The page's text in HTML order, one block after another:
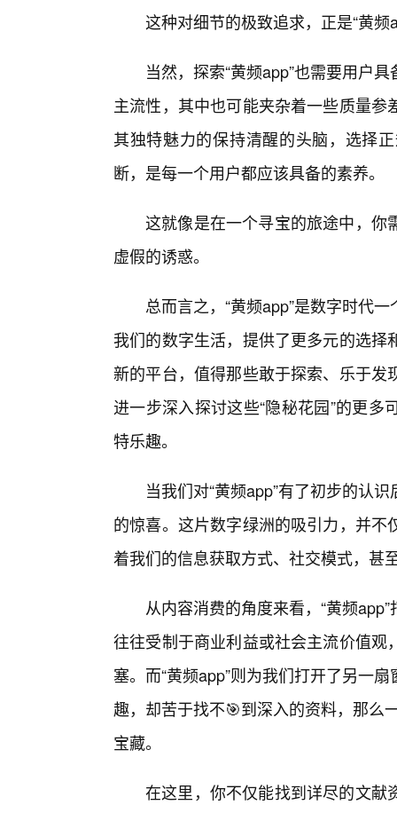
这种对细节的极致追求，正是“黄
当然，探索“黄频app”也需要用户
主流性，其中也可能夹杂着一些质量
其独特魅力的保持清醒的头脑，选择
断，是每一个用户都应该具备的素养。
这就像是在一个寻宝的旅途中，你
虚假的诱惑。
总而言之，“黄频app”是数字时代
我们的数字生活，提供了更多元的选
新的平台，值得那些敢于探索、乐于
进一步深入探讨这些“隐秘花园”的更
特乐趣。
当我们对“黄频app”有了初步的认
的惊喜。这片数字绿洲的吸引力，并
着我们的信息获取方式、社交模式，甚
从内容消费的角度来看，“黄频
往往受制于商业利益或社会主流价值
塞。而“黄频app”则为我们打开了另一
趣，却苦于找不🎯到深入的资料，那么
宝藏。
在这里，你不仅能找到详尽的文献